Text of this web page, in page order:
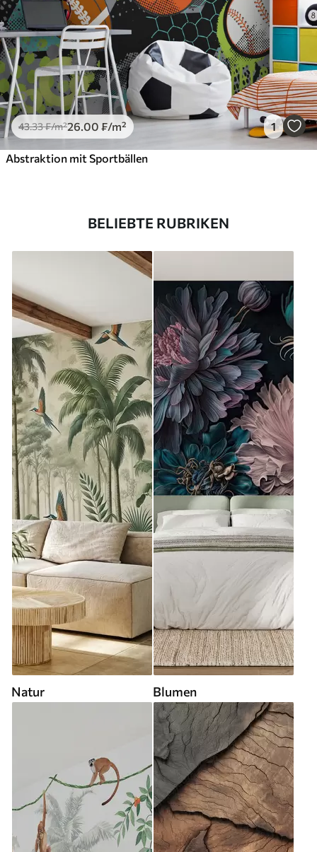
43.33₣/m²26 .00 ₣/m² 1
Abstraktion mit Sportbällen
BELIEBTE RUBRIKEN
Natur Blumen